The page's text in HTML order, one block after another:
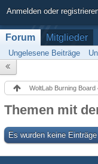
Anmelden oder
Forum Mitglieder
Ungelesene Beiträge
WoltLab Burning Board
Themen mit
Es wurden keine